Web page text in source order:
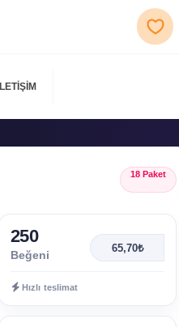
İLETİŞİM
18 Paket
250
Beğeni
65,70₺
Hızlı teslimat